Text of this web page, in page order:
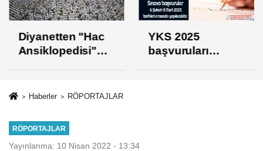
Diyanetten "Hac
Ansiklopedisi"
YKS 2025
başvuruları
Haberler RÖPORTAJLAR
RÖPORTAJLAR
Yayınlanma: 10 Nisan 2022 - 13:34